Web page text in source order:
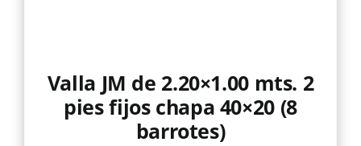
Valla JM de 2.20×1.00 mts. 2
pies fijos chapa 40×20 (8
barrotes)